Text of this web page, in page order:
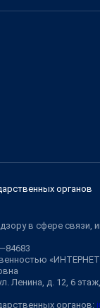
органов
в сфере связи,
Ленина, д. 12, 6
органов: